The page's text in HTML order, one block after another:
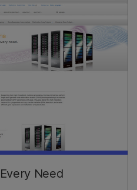
Need